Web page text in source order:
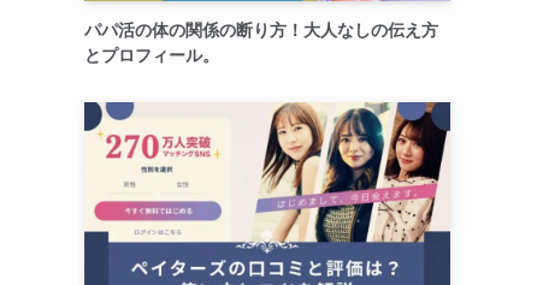
パパ活の体の関係の断り方！大人なしの伝え方
とプロフィール。